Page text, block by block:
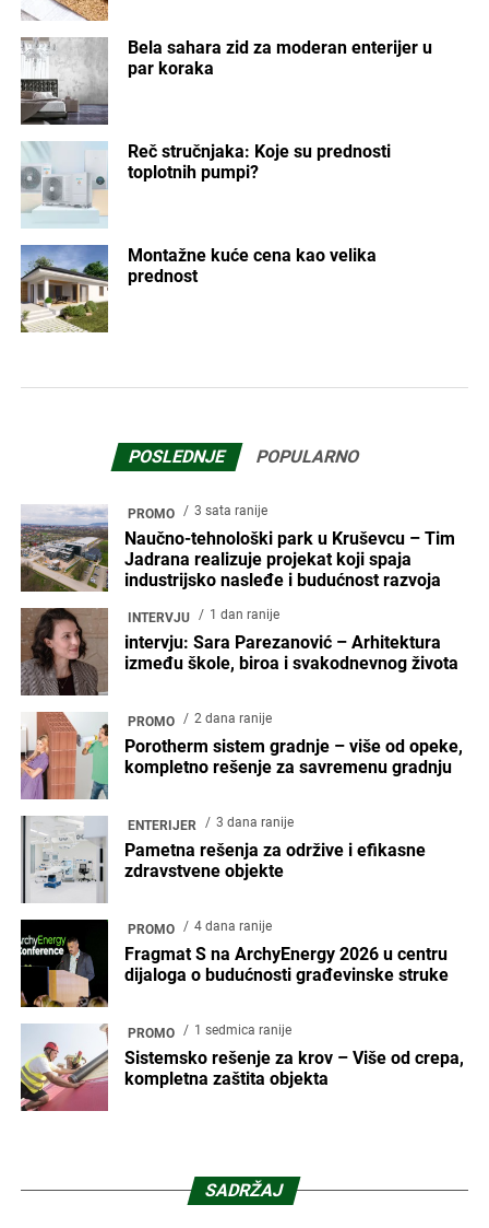
Bela sahara zid za moderan enterijer u
par koraka
Reč stručnjaka: Koje su prednosti
toplotnih pumpi?
Montažne kuće cena kao velika
prednost
POSLEDNJE POPULARNO
PROMO 3 sata ranije
Naučno-tehnološki park u Kruševcu – Tim
Jadrana realizuje projekat koji spaja
industrijsko nasleđe i budućnost razvoja
INTERVJU 1 dan ranije
intervju: Sara Parezanović – Arhitektura
između škole, biroa i svakodnevnog života
PROMO 2 dana ranije
Porotherm sistem gradnje – više od opeke,
kompletno rešenje za savremenu gradnju
ENTERIJER 3 dana ranije
Pametna rešenja za održive i efikasne
zdravstvene objekte
PROMO 4 dana ranije
Fragmat S na ArchyEnergy 2026 u centru
dijaloga o budućnosti građevinske struke
PROMO 1 sedmica ranije
Sistemsko rešenje za krov – Više od crepa,
kompletna zaštita objekta
SADRŽAJ